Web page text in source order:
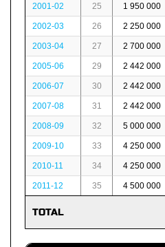
2001-02 25 1 950 000
2002-03 26 2 250 000
2003-04 27 2 700 000
2005-06 29 2 442 000
2006-07 30 2 442 000
2007-08 31 2 442 000
2008-09 32 5 000 000
2009-10 33 4 250 000
2010-11 34 4 250 000
2011-12 35 4 500 000
TOTAL